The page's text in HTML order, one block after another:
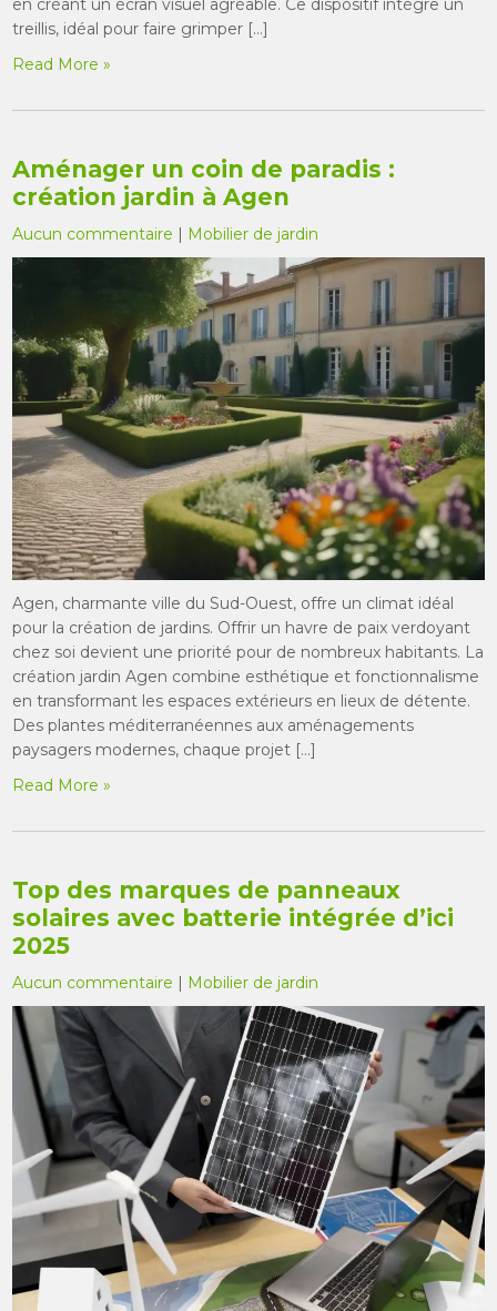
en créant un écran visuel agréable. Ce dispositif intègre un
treillis, idéal pour faire grimper […]
Read More »
Aménager un coin de paradis :
création jardin à Agen
Aucun commentaire | Mobilier de jardin
Agen, charmante ville du Sud-Ouest, offre un climat idéal
pour la création de jardins. Offrir un havre de paix verdoyant
chez soi devient une priorité pour de nombreux habitants. La
création jardin Agen combine esthétique et fonctionnalisme
en transformant les espaces extérieurs en lieux de détente.
Des plantes méditerranéennes aux aménagements
paysagers modernes, chaque projet […]
Read More »
Top des marques de panneaux
solaires avec batterie intégrée d’ici
2025
Aucun commentaire | Mobilier de jardin